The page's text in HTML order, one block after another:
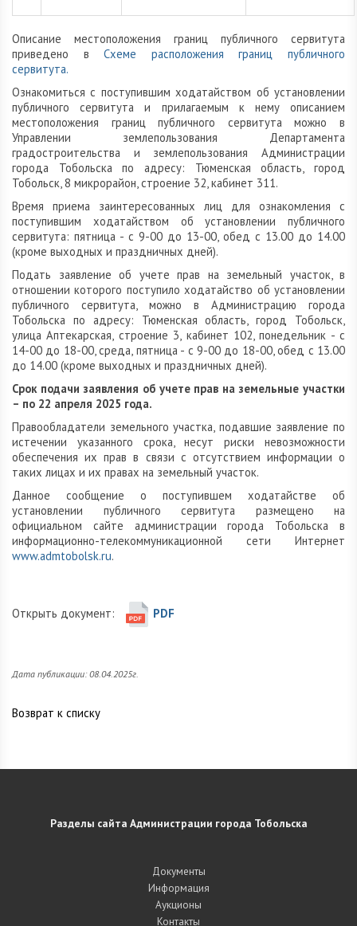
Описание местоположения границ публичного сервитута
приведено вСхеме расположения границ публичного
сервитута.
Ознакомиться с поступившим ходатайством об установлении
публичного сервитута и прилагаемым к нему описанием
местоположения границ публичного сервитута можно в
Управлении землепользования Департамента
градостроительства и землепользования Администрации
города Тобольска по адресу: Тюменская область, город
Тобольск, 8 микрорайон, строение 32, кабинет 311.
Время приема заинтересованных лиц для ознакомления с
поступившим ходатайством об установлении публичного
сервитута: пятница - с 9-00 до 13-00, обед с 13.00 до 14.00
(кроме выходных и праздничных дней).
Подать заявление об учете прав на земельный участок, в
отношении которого поступило ходатайство об установлении
публичного сервитута, можно в Администрацию города
Тобольска по адресу: Тюменская область, город Тобольск,
улица Аптекарская, строение 3, кабинет 102, понедельник - с
14-00 до 18-00, среда, пятница - с 9-00 до 18-00, обед с 13.00
до 14.00 (кроме выходных и праздничных дней).
Срок подачи заявления об учете прав на земельные участки
– по 22 апреля 2025 года.
Правообладатели земельного участка, подавшие заявление по
истечении указанного срока, несут риски невозможности
обеспечения их прав в связи с отсутствием информации о
таких лицах и их правах на земельный участок.
Данное сообщение о поступившем ходатайстве об
установлении публичного сервитута размещено на
официальном сайте администрации города Тобольска в
информационно-телекоммуникационной сети Интернет
www.admtobolsk.ru.
Открыть документ: PDF
Дата публикации: 08.04.2025г.
Возврат к списку
Разделы сайта Администрации города Тобольска
Документы
Информация
Аукционы
Контакты